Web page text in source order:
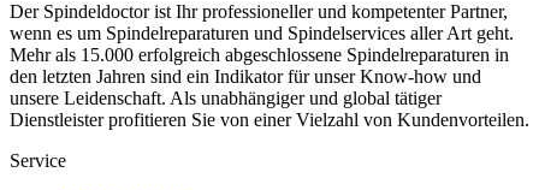
Der Spindeldoctor ist Ihr professioneller und kompetenter Partner,
wenn es um Spindelreparaturen und Spindelservices aller Art geht.
Mehr als 15.000 erfolgreich abgeschlossene Spindelreparaturen in
den letzten Jahren sind ein Indikator für unser Know-how und
unsere Leidenschaft. Als unabhängiger und global tätiger
Dienstleister profitieren Sie von einer Vielzahl von Kundenvorteilen.
Service